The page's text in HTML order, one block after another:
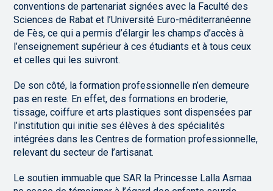
conventions de partenariat signées avec la Faculté des
Sciences de Rabat et l’Université Euro-méditerranéenne
de Fès, ce qui a permis d’élargir les champs d’accès à
l’enseignement supérieur à ces étudiants et à tous ceux
et celles qui les suivront.
De son côté, la formation professionnelle n’en demeure
pas en reste. En effet, des formations en broderie,
tissage, coiffure et arts plastiques sont dispensées par
l’institution qui initie ses élèves à des spécialités
intégrées dans les Centres de formation professionnelle,
relevant du secteur de l’artisanat.
Le soutien immuable que SAR la Princesse Lalla Asmaa